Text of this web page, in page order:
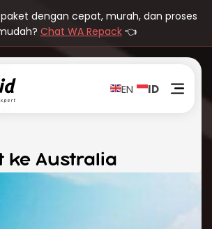
dengan cepat, murah, dan proses
Chat WA Repack👈
EN ID
ke Australia